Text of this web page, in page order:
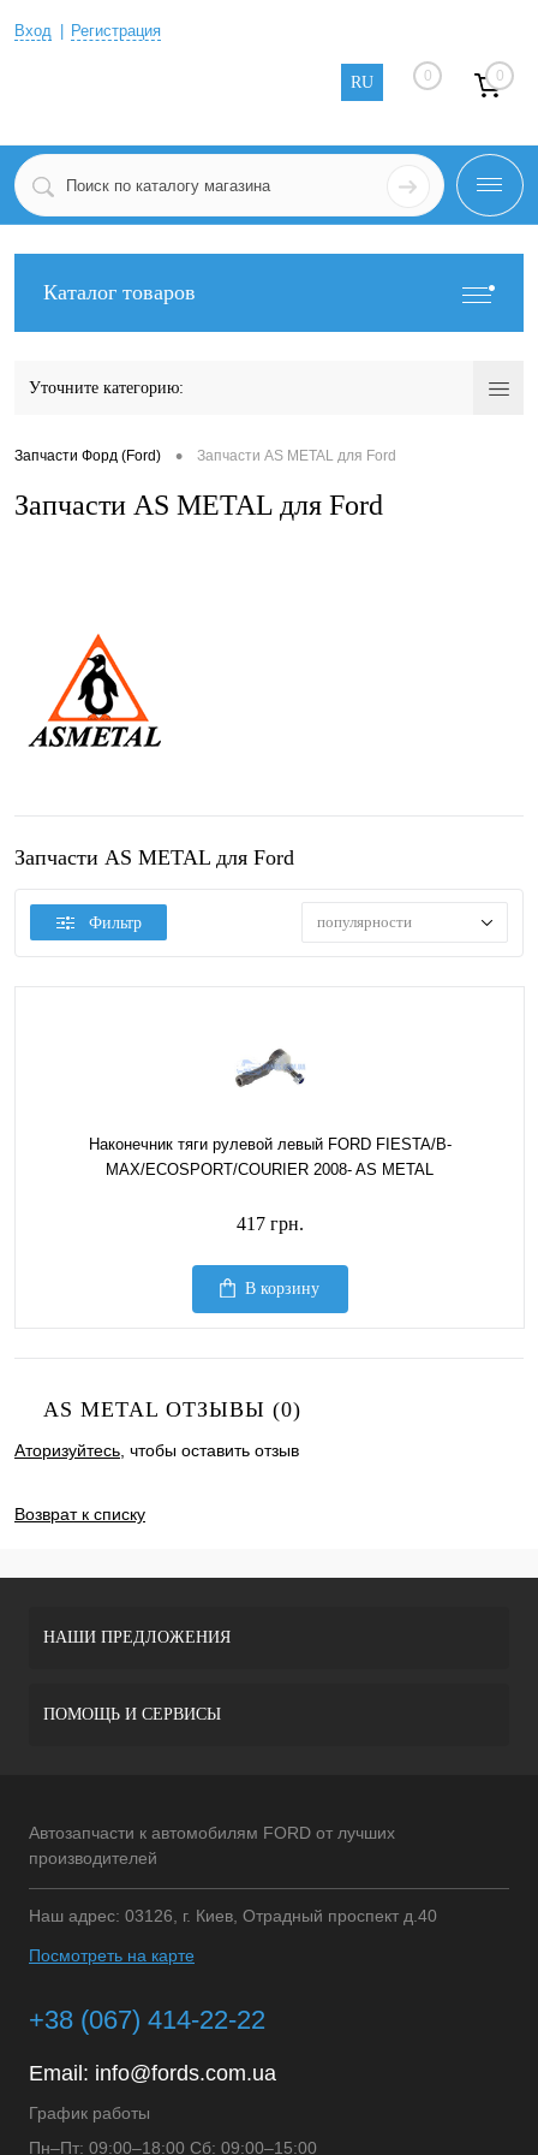
Вход Регистрация
RU 0 0
Каталог товаров
Уточните категорию:
Запчасти Форд (Ford) • Запчасти AS METAL для Ford
Запчасти AS METAL для Ford
Запчасти AS METAL для Ford
Фильтр популярности
Наконечник тяги рулевой левый FORD FIESTA/B-
MAX/ECOSPORT/COURIER 2008- AS METAL
417 грн.
В корзину
AS METAL ОТЗЫВЫ (0)
Аторизуйтесь , чтобы оставить отзыв
Возврат к списку
НАШИ ПРЕДЛОЖЕНИЯ
ПОМОЩЬ И СЕРВИСЫ
Автозапчасти к автомобилям FORD от лучших
производителей
Наш адрес: 03126, г. Киев, Отрадный проспект д.40
Посмотреть на карте
+38 (067) 414-22-22
Email: info@fords.com.ua
График работы
Пн–Пт: 09:00–18:00 Сб: 09:00–15:00